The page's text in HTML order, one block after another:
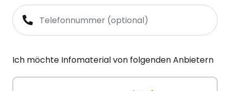
Ich möchte Infomaterial von folgenden Anbietern